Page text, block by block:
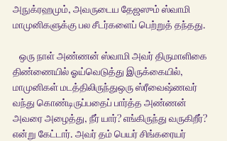
அநுக்ரஹமும், அவருடைய தேஜஸும் ஸ்வாமி
மாமுனிகளுக்கு பல சீடர்களைப் பெற்றுத் தந்தது.
திண்ணையில் ஓய்வெடுத்து இருக்கையில்,
மாமுனிகள் மடத்திலிருந்துஒரு ஸ்ரீவைஷ்ணவர்
வந்து கொண்டிருப்பதைப் பார்த்த அண்ணன்
அவரை அழைத்து, நீர் யார்? எங்கிருந்து வருகிறீர்?
என்று கேட்டார். அவர் தம் பெயர் சிங்கரையர்